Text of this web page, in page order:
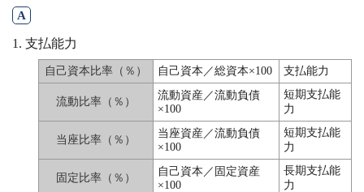
支払能力
自己資本比率（％） 自己資本／総資本×100 支払能力
流動比率（％）
流動資産／流動負債
×100
短期支払能
力
当座比率（％）
当座資産／流動負債
×100
短期支払能
力
固定比率（％）
自己資本／固定資産
×100
長期支払能
力